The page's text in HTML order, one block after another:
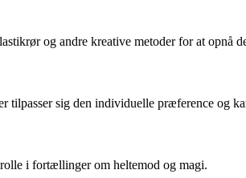
og andre kreative metoder for at opnå
tilpasser sig den individuelle præference og
i fortællinger om heltemod og magi.